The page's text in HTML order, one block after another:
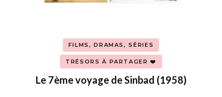
FILMS, DRAMAS, SÉRIES
TRÉSORS À PARTAGER ❤️
Le 7ème voyage de Sinbad (1958)